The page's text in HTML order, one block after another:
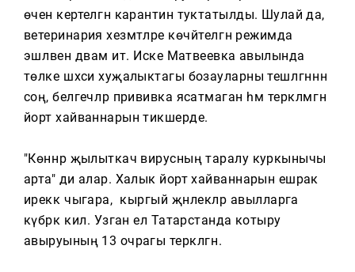
өчен кертелгән карантин туктатылды. Шулай да,
ветеринария хезмәтләре көчәйтелгән режимда
эшләвен дәвам итә. Иске Матвеевка авылында
төлке шәхси хуҗалыктагы бозауларны тешләгәннән
соң, белгечләр прививка ясатмаган һәм теркәлмәгән
йорт хайваннарын тикшерде.
"Көннәр җылыткач вирусның таралу куркынычы
арта" ди алар. Халык йорт хайваннарын ешрак
иреккә чыгара, ә кыргый җәнлекләр авылларга
күбрәк килә. Узган ел Татарстанда котыру
авыруының 13 очрагы теркәлгән.